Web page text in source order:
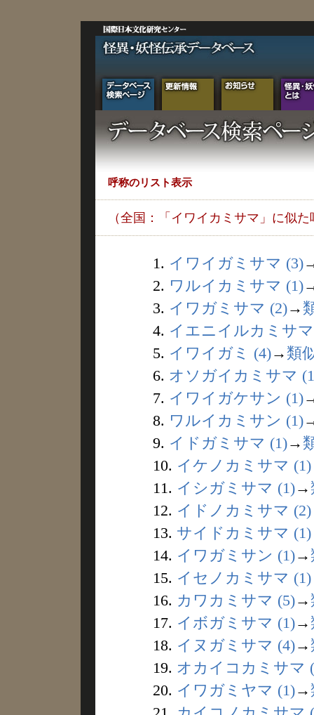
呼称のリスト表示
（全国：「イワイカミサマ」に似た
1. イワイガミサマ (3)
2. ワルイカミサマ (1)
3. イワガミサマ (2)→
4. イエニイルカミサ
5. イワイガミ (4)→ 類
6. オソガイカミサマ
7. イワイガケサン (1)
8. ワルイカミサン (1)
9. イドガミサマ (1)→
10. イケノカミサマ (1)
11. イシガミサマ (1)→
12. イドノカミサマ (2)
13. サイドカミサマ (1)
14. イワガミサン (1)→
15. イセノカミサマ (1)
16. カワカミサマ (5)→
17. イボガミサマ (1)→
18. イヌガミサマ (4)→
19. オカイコカミサマ
20. イワガミヤマ (1)→